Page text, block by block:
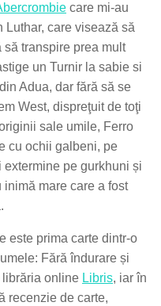
care mi-au
Luthar, care visează să
transpire prea mult
un Turnir la sabie si
Adua, dar fără să se
West, dispreţuit de toţi
sale umile, Ferro
cu ochii galbeni, pe
extermine pe gurkhuni și
mare care a fost
este prima carte dintr-o
Fără îndurare și
librăria online Libris, iar în
recenzie de carte,